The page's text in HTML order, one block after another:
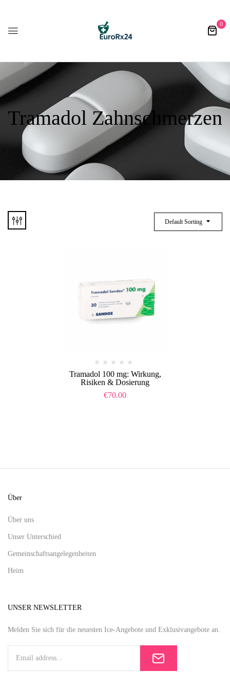
0
Tramadol Zahnschmerzen
Default Sorting
Tramadol 100 mg: Wirkung,
Risiken & Dosierung
€70.00
Über
Über uns
Unser Unterschied
Gemeinschaftsangelegenheiten
Heim
UNSER NEWSLETTER
Melden Sie sich für die neuesten Ice-Angebote und Exklusivangebote an.